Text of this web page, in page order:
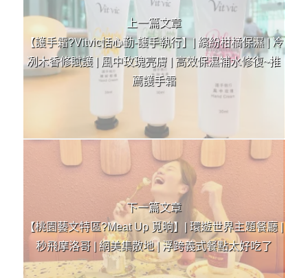
上一篇文章
【護手霜?Vitvic恬心勤-護手執行】| 繽紛柑橘保濕 | 冷
冽木香修賦護 | 風中玫瑰亮膚 | 高效保濕補水修復~推
薦護手霜
下一篇文章
【桃園藝文特區?Meat Up 覓晌】| 環遊世界主題餐廳 |
秒飛摩洛哥 | 網美集散地 | 浮跨義式餐點太好吃了